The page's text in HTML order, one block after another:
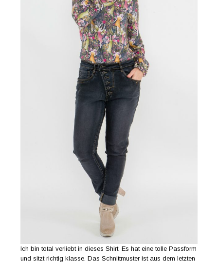
Ich bin total verliebt in dieses Shirt. Es hat eine tolle Passform
und sitzt richtig klasse. Das Schnittmuster ist aus dem letzten